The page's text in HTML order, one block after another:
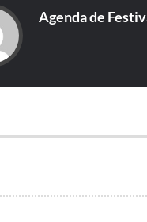
Agenda de